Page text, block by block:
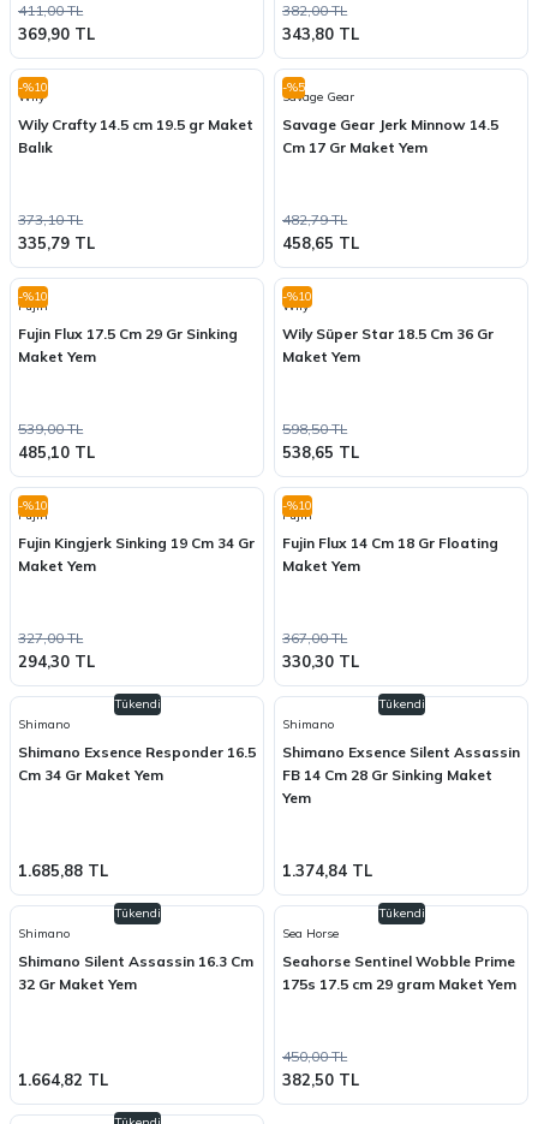
411,00 TL
369,90 TL
382,00 TL
343,80 TL
-%10
Wily
Wily Crafty 14.5 cm 19.5 gr Maket
Balık
373,10 TL
335,79 TL
-%5
Savage Gear
Savage Gear Jerk Minnow 14.5
Cm 17 Gr Maket Yem
482,79 TL
458,65 TL
-%10
Fujin
Fujin Flux 17.5 Cm 29 Gr Sinking
Maket Yem
539,00 TL
485,10 TL
-%10
Wily
Wily Süper Star 18.5 Cm 36 Gr
Maket Yem
598,50 TL
538,65 TL
-%10
Fujin
Fujin Kingjerk Sinking 19 Cm 34 Gr
Maket Yem
327,00 TL
294,30 TL
-%10
Fujin
Fujin Flux 14 Cm 18 Gr Floating
Maket Yem
367,00 TL
330,30 TL
Tükendi
Shimano
Shimano Exsence Responder 16.5
Cm 34 Gr Maket Yem
1.685,88 TL
Tükendi
Shimano
Shimano Exsence Silent Assassin
FB 14 Cm 28 Gr Sinking Maket
Yem
1.374,84 TL
Tükendi
Shimano
Shimano Silent Assassin 16.3 Cm
32 Gr Maket Yem
1.664,82 TL
Tükendi
Sea Horse
Seahorse Sentinel Wobble Prime
175s 17.5 cm 29 gram Maket Yem
450,00 TL
382,50 TL